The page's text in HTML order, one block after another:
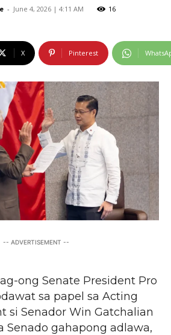
- June 4, 2026 | 4:11 AM 16
X Pinterest
-- ADVERTISEMENT --
ong Senate President Pro
sa papel sa Acting
si Senador Win Gatchalian
Senado gahapong adlawa,